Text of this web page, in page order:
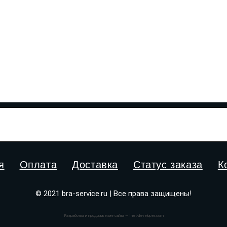
Оплата Доставка Статус заказа
© 2021 bra-service.ru | Все права защищены!
Разработка и продвижение сайта — Inet-developer.com